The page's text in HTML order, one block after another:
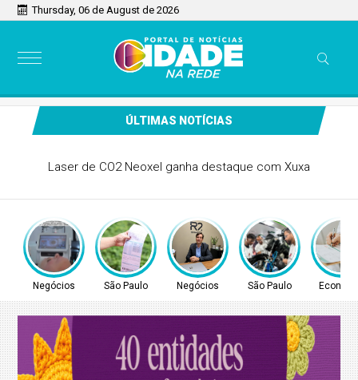
Thursday, 06 de August de 2026
ÚLTIMAS NOTÍCIAS
Comunidade de Guarulhos recebe atendimento para
regularização de débitos de água nesta sexta (7) e sábado
Negócios São Paulo Negócios São Paulo